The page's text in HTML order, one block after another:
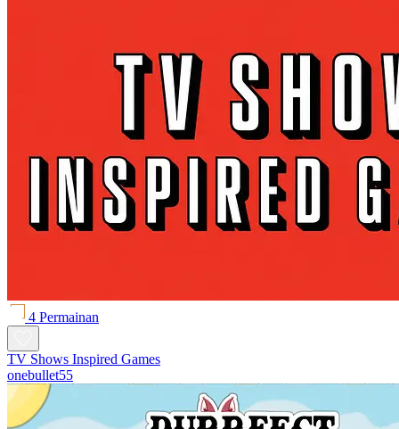
4 Permainan
TV Shows Inspired Games
onebullet55